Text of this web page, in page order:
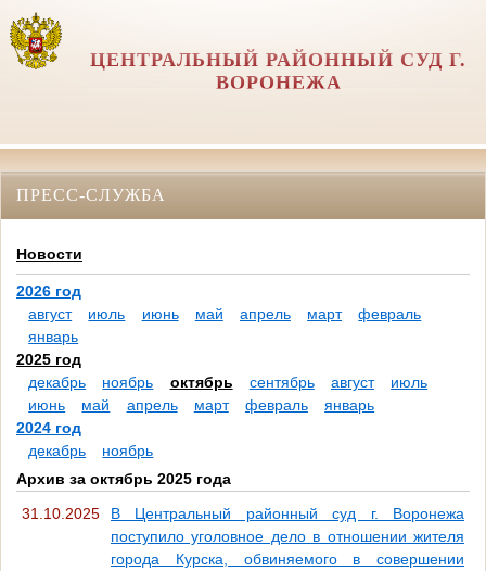
ЦЕНТРАЛЬНЫЙ РАЙОННЫЙ СУД Г.
ВОРОНЕЖА
ПРЕСС-СЛУЖБА
Новости
2026 год
август
июль июнь май апрель март
февраль
январь
2025 год
декабрь
ноябрь октябрь сентябрь август
июль
июнь
май апрель март февраль
январь
2024 год
декабрь
ноябрь
Архив за октябрь 2025 года
31.10.2025
В Центральный районный суд г. Воронежа
поступило уголовное дело в отношении жителя
города Курска, обвиняемого в совершении